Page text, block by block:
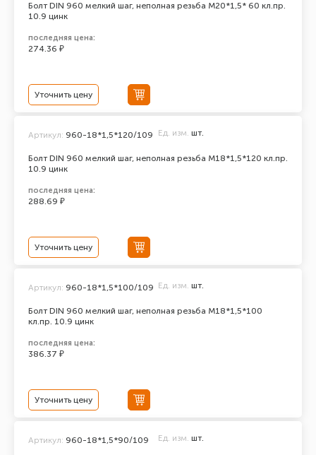
Болт DIN 960 мелкий шаг, неполная резьба M20*1,5* 60 кл.пр.
10.9 цинк
последняя цена:
274.36 ₽
Уточнить цену
Болт DIN 960 мелкий шаг, неполная резьба M18*1,5*120 кл.пр.
10.9 цинк
Артикул: 960-18*1,5*120/109 Ед. изм. шт.
последняя цена:
288.69 ₽
Уточнить цену
Болт DIN 960 мелкий шаг, неполная резьба M18*1,5*100
кл.пр. 10.9 цинк
Артикул: 960-18*1,5*100/109 Ед. изм. шт.
последняя цена:
386.37 ₽
Уточнить цену
Артикул: 960-18*1,5*90/109 Ед. изм. шт.